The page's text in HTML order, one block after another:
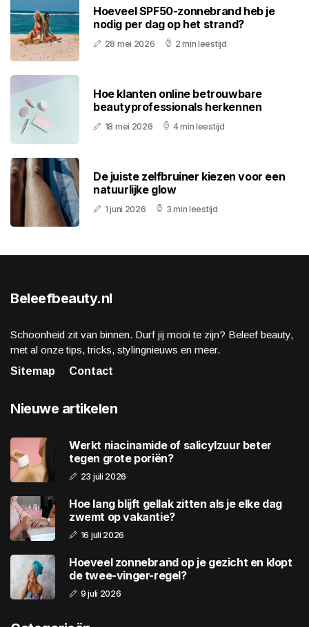
Hoeveel SPF50-zonnebrand heb je
nodig per dag op het strand?
28 mei 2026 2 min leestijd
Hoe klanten online betrouwbare
beautyprofessionals herkennen
18 mei 2026 4 min leestijd
De juiste zelfbruiner kiezen voor een
natuurlijke glow
1 juni 2026 3 min leestijd
Beleefbeauty.nl
Schoonheid zit van binnen. Durf jij mooi te zijn? Beleef beauty,
met al onze tips, tricks, stylingnieuws en meer.
Sitemap
Contact
Nieuwe artikelen
Werkt niacinamide of salicylzuur beter
tegen grote poriën?
23 juli 2026
Hoe lang blijft gellak zitten als je elke dag
zwemt op vakantie?
16 juli 2026
Hoeveel zonnebrand op je gezicht en klopt
de twee-vinger-regel?
9 juli 2026